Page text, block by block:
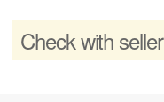
Check with seller